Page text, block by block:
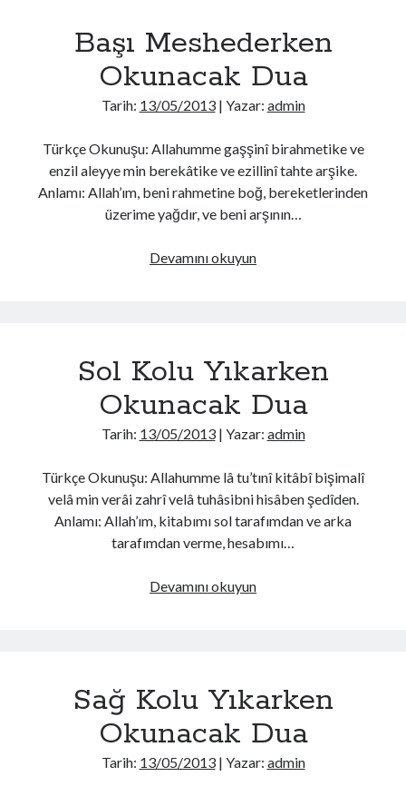
Başı Meshederken
Okunacak Dua
Tarih: 13/05/2013| Yazar: admin
Türkçe Okunuşu: Allahumme gaşşinî birahmetike ve
enzil aleyye min berekâtike ve ezillinî tahte arşike.
Anlamı: Allah’ım, beni rahmetine boğ, bereketlerinden
üzerime yağdır, ve beni arşının…
Devamını okuyunBaşı
Sol Kolu Yıkarken
Okunacak Dua
Tarih: 13/05/2013| Yazar: admin
Türkçe Okunuşu: Allahumme lâ tu’tınî kitâbî bişimalî
velâ min verâi zahrî velâ tuhâsibni hisâben şedîden.
Anlamı: Allah’ım, kitabımı sol tarafımdan ve arka
tarafımdan verme, hesabımı…
Devamını okuyunSol
Sağ Kolu Yıkarken
Okunacak Dua
Tarih: 13/05/2013| Yazar: admin